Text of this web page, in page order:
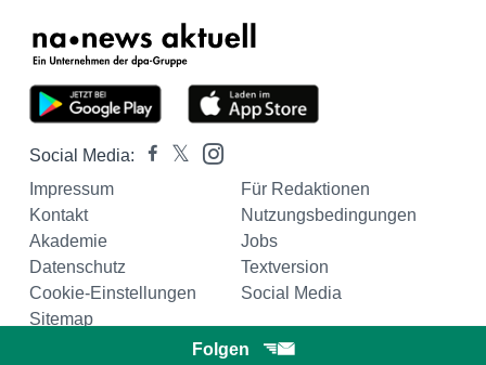
Folgen
Social Media:
Impressum
Für Redaktionen
Kontakt
Nutzungsbedingungen
Akademie
Jobs
Datenschutz
Textversion
Cookie-Einstellungen
Social Media
Sitemap